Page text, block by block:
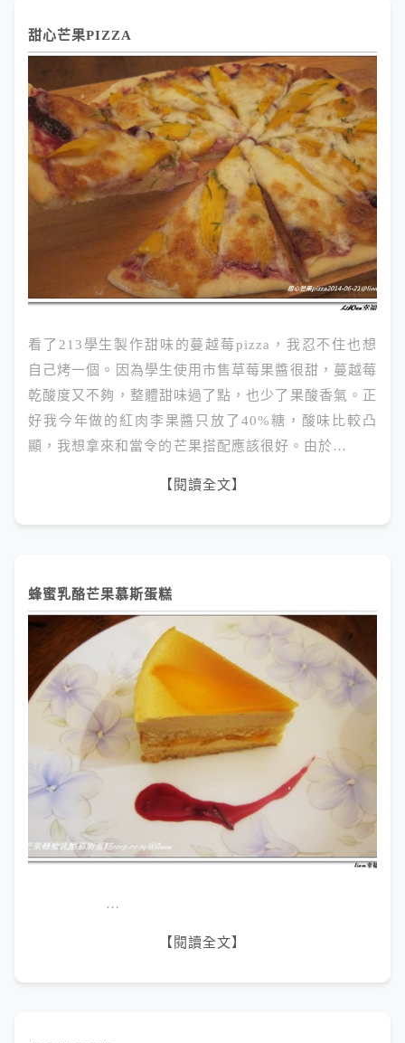
甜心芒果PIZZA
看了213學生製作甜味的蔓越莓pizza，我忍不住也想
自己烤一個。因為學生使用市售草莓果醬很甜，蔓越莓
乾酸度又不夠，整體甜味過了點，也少了果酸香氣。正
好我今年做的紅肉李果醬只放了40%糖，酸味比較凸
顯，我想拿來和當令的芒果搭配應該很好。由於…
【閱讀全文】
蜂蜜乳酪芒果慕斯蛋糕
…
【閱讀全文】